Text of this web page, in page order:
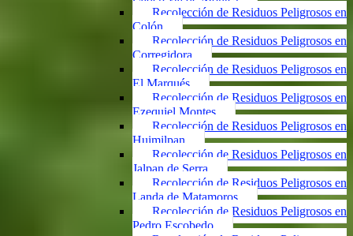
Recolección de Residuos Peligrosos en
Colón
Recolección de Residuos Peligrosos en
Corregidora
Recolección de Residuos Peligrosos en
El Marqués
Recolección de Residuos Peligrosos en
Ezequiel Montes
Recolección de Residuos Peligrosos en
Huimilpan
Recolección de Residuos Peligrosos en
Jalpan de Serra
Recolección de Residuos Peligrosos en
Landa de Matamoros
Recolección de Residuos Peligrosos en
Pedro Escobedo